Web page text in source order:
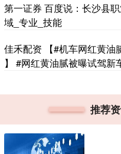
第一证券 百度说：长沙县
域_专业_技能
佳禾配资 【#机车网红黄油
】 #网红黄油腻被曝试驾新
推荐